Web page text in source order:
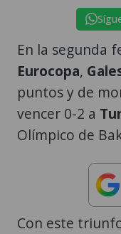
En la segunda
Eurocopa,
puntos y de
vencer 0-2 a
Olímpico de
Con este